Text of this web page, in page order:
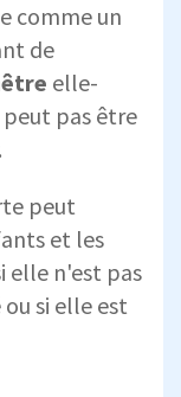
comme un
de
elle-
pas être
peut
et les
elle n'est pas
si elle est